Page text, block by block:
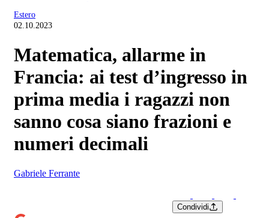
Estero
02.10.2023
Matematica, allarme in
Francia: ai test d’ingresso in
prima media i ragazzi non
sanno cosa siano frazioni e
numeri decimali
Gabriele Ferrante
Condividi